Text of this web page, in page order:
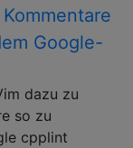
Google-
dazu zu
so zu
cpplint